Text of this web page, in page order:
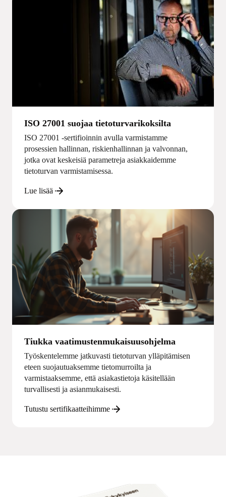
ISO 27001 suojaa tietoturvarikoksilta
ISO 27001 -sertifioinnin avulla varmistamme
prosessien hallinnan, riskienhallinnan ja valvonnan,
jotka ovat keskeisiä parametreja asiakkaidemme
tietoturvan varmistamisessa.
Lue lisää
Tiukka vaatimustenmukaisuusohjelma
Työskentelemme jatkuvasti tietoturvan ylläpitämisen
eteen suojautuaksemme tietomurroilta ja
varmistaaksemme, että asiakastietoja käsitellään
turvallisesti ja asianmukaisesti.
Tutustu sertifikaatteihimme